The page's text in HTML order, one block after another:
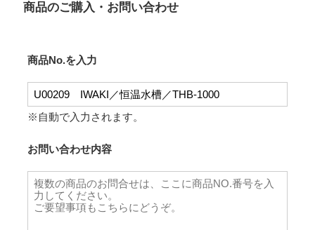
商品のご購入・お問い合わせ
商品No.を入力
※自動で入力されます。
お問い合わせ内容